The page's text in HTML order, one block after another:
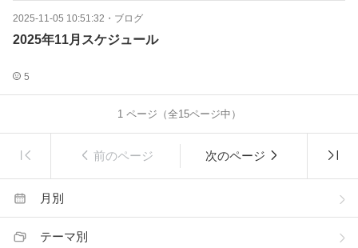
2025-11-05 10:51:32 ・ ブログ
2025年11月スケジュール
5
1ページ（全15ページ中）
前のページ 次のページ
月別
テーマ別